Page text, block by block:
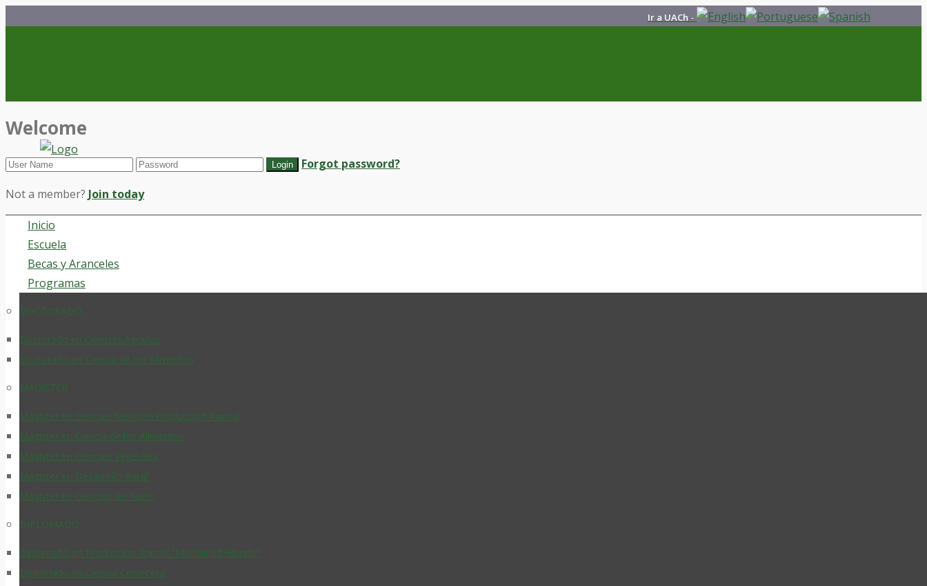
Ir a UACh -
Welcome
Forgot password?
Not a member? Join today
Inicio
Escuela
Becas y Aranceles
Programas
DOCTORADO
Doctorado en Ciencias Agrarias
Doctorado en Ciencia de los Alimentos
MAGISTER
Magíster en Ciencias Mención Producción Animal
Magister en Ciencia de los Alimentos
Magíster en Ciencias Vegetales
Magister en Desarrollo Rural
Magíster en Ciencias del Suelo
DIPLOMADO
Diplomado en Producción Animal “Modalidad Híbrida”
Diplomado en Ciencia Cervecera